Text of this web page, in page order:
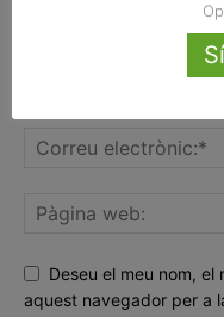
Deseu el meu nom,
aquest navegador per a